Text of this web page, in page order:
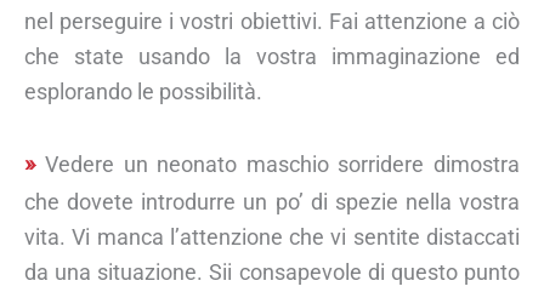
nel perseguire i vostri obiettivi. Fai attenzione a ciò
che state usando la vostra immaginazione ed
esplorando le possibilità.
Vedere un neonato maschio sorridere dimostra
che dovete introdurre un po’ di spezie nella vostra
vita. Vi manca l’attenzione che vi sentite distaccati
da una situazione. Sii consapevole di questo punto